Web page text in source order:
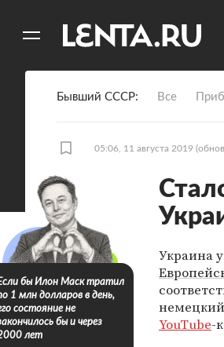
Бывший СССР Все
05:06, 11 августа 2019
Украина
YouTube-
бы Илон Маск тратил
1 млн долларов в день,
состояние не
бы и через
лет